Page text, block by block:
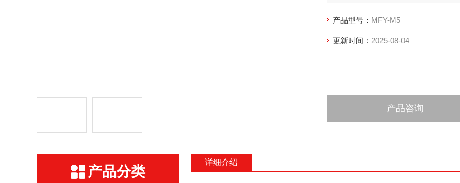
产品型号： MFY-M5
更新时间： 2025-08-04
产品咨询
产品分类
详细介绍